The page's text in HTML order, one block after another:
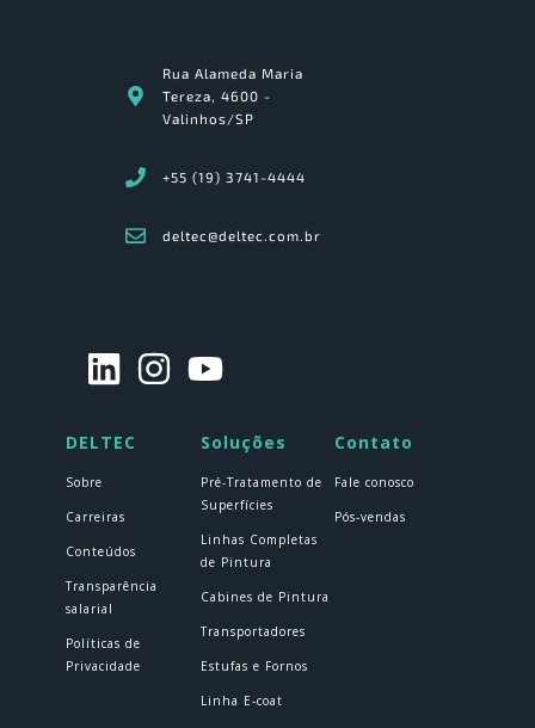
Rua Alameda Maria
Tereza, 4600 -
Valinhos/SP
+55 (19) 3741-4444
deltec@deltec.com.br
DELTEC Soluções Contato
Sobre
Carreiras
Conteúdos
Transparência
salarial
Políticas de
Privacidade
Pré-Tratamento de
Superfícies
Linhas Completas
de Pintura
Cabines de Pintura
Transportadores
Estufas e Fornos
Linha E-coat
Fale conosco
Pós-vendas